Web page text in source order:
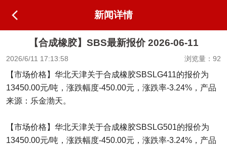
新闻详情
【合成橡胶】SBS最新报价 2026-06-11
2026/6/11 17:13:58 浏览量：92
【市场价格】华北天津关于合成橡胶SBSLG411的报价为
13450.00元/吨，涨跌幅度-450.00元，涨跌率-3.24%，产品
来源：乐金渤天。
【市场价格】华北天津关于合成橡胶SBSLG501的报价为
13450.00元/吨，涨跌幅度-450.00元，涨跌率-3.24%，产品